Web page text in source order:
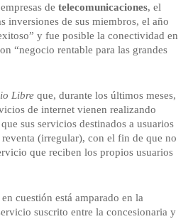
de telecomunicaciones, el
inversiones de sus miembros, el año
y fue posible la conectividad en
“negocio rentable para las grandes
Libre que, durante los últimos meses,
de internet vienen realizando
sus servicios destinados a usuarios
(irregular), con el fin de que no
que reciben los propios usuarios
cuestión está amparado en la
suscrito entre la concesionaria y